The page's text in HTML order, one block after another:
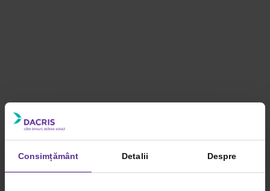
Consimțământ Detalii Despre